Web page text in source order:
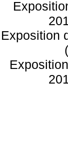
Exposition